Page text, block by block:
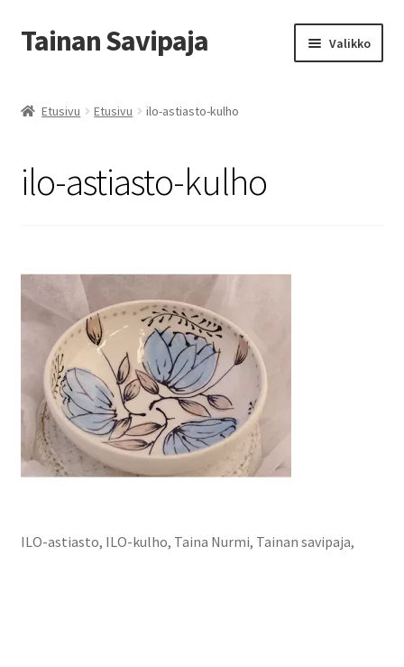
Siirry
navigointiin
Siirry
sisältöön
Tainan Savipaja Valikko
Esittely ja Yhteystiedot
Kauppa
Savipajan kivijalkakauppa
Tilausohjeet
Tietosuojaseloste
Etusivu Etusivu ilo-astiasto-kulho
ilo-astiasto-kulho
ILO-astiasto, ILO-kulho, Taina Nurmi, Tainan savipaja,